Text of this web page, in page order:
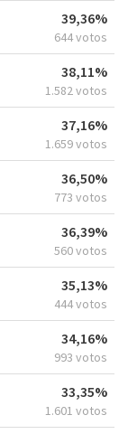
39,36%
644 votos
38,11%
1.582 votos
37,16%
1.659 votos
36,50%
773 votos
36,39%
560 votos
35,13%
444 votos
34,16%
993 votos
33,35%
1.601 votos